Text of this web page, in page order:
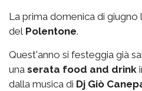
La prima domenica di giugno
del Polentone.
Quest'anno si festeggia già
una serata food and drink
dalla musica di Dj Giò